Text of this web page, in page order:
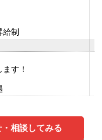
制
す！
相談してみる